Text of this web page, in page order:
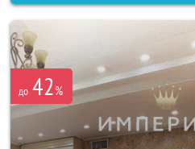
до 42%